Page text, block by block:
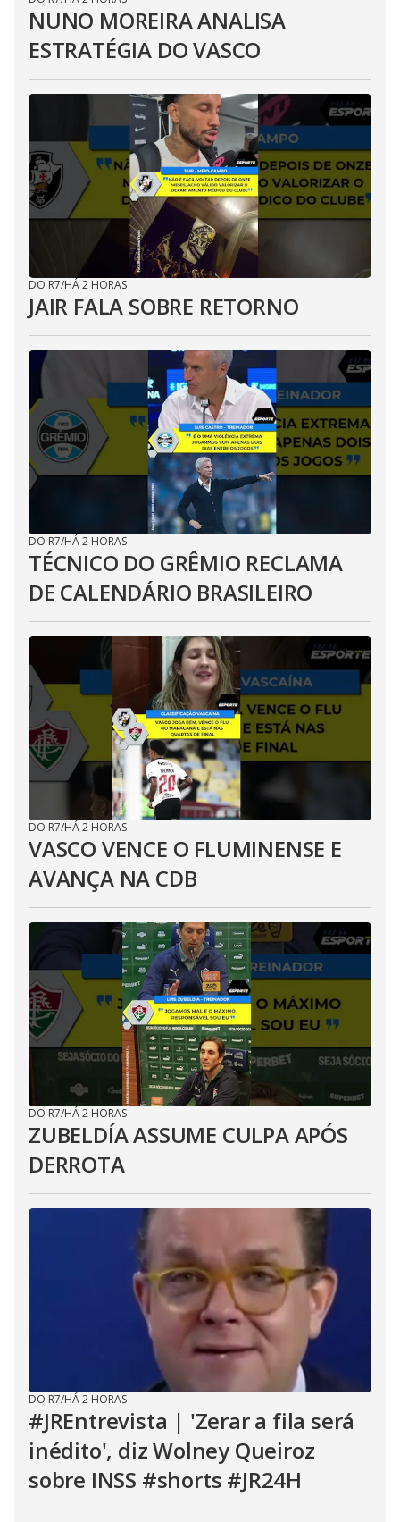
NUNO MOREIRA ANALISA
ESTRATÉGIA DO VASCO
DO R7/HÁ 2 HORAS
JAIR FALA SOBRE RETORNO
DO R7/HÁ 2 HORAS
TÉCNICO DO GRÊMIO RECLAMA
DE CALENDÁRIO BRASILEIRO
DO R7/HÁ 2 HORAS
VASCO VENCE O FLUMINENSE E
AVANÇA NA CDB
DO R7/HÁ 2 HORAS
ZUBELDÍA ASSUME CULPA APÓS
DERROTA
DO R7/HÁ 2 HORAS
#JREntrevista | 'Zerar a fila será
inédito', diz Wolney Queiroz
sobre INSS #shorts #JR24H